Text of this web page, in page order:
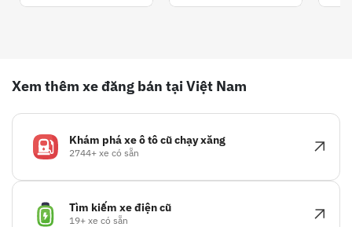
Xem thêm xe đăng bán tại Việt Nam
Khám phá xe ô tô cũ chạy xăng
2744+ xe có sẵn
Tìm kiếm xe điện cũ
19+ xe có sẵn